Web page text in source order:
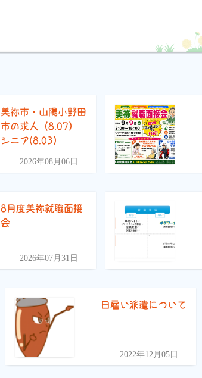
美祢市・山陽小野田
市の求人（8.07）
シニア(8.03）
2026年08月06日
8月度美祢就職面接
会
2026年07月31日
日雇い派遣について
2022年12月05日